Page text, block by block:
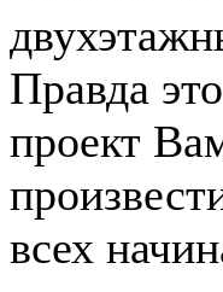
Правда
проект
всех